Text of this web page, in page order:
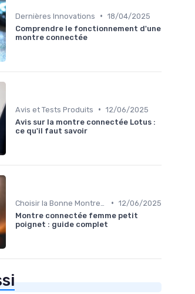
Dernières Innovations • 18/04/2025
Comprendre le fonctionnement d'une
montre connectée
Avis et Tests Produits • 12/06/2025
Avis sur la montre connectée Lotus :
ce qu'il faut savoir
• 12/06/2025
Montre connectée femme petit
poignet : guide complet